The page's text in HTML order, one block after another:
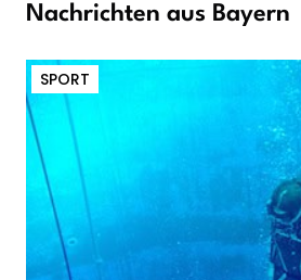
Nachrichten aus Bayern
SPORT